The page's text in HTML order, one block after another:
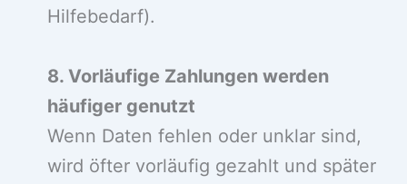
Hilfebedarf).
8. Vorläufige Zahlungen werden
häufiger genutzt
Wenn Daten fehlen oder unklar sind,
wird öfter vorläufig gezahlt und später